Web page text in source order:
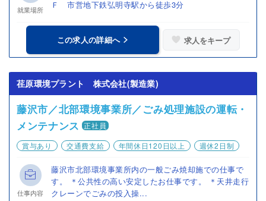
就業場所
Ｆ 市営地下鉄弘明寺駅から徒歩3分
この求人の詳細へ 求人をキープ
荏原環境プラント 株式会社(製造業)
藤沢市／北部環境事業所／ごみ処理施設の運転・
メンテナンス 正社員
賞与あり
交通費支給 年間休日120日以上 週休2日制
仕事内容
藤沢市北部環境事業所内の一般ごみ焼却施での仕事で
す。 ＊公共性の高い安定したお仕事です。 ＊天井走行
クレーンでごみの投入操...